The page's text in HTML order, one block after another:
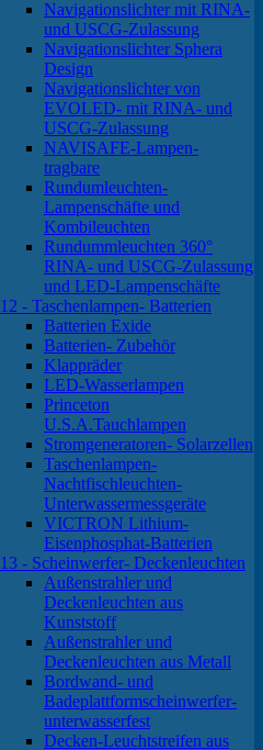
Navigationslichter mit RINA-
und USCG-Zulassung
Navigationslichter Sphera
Design
Navigationslichter von
EVOLED- mit RINA- und
USCG-Zulassung
NAVISAFE-Lampen-
tragbare
Rundumleuchten-
Lampenschäfte und
Kombileuchten
Rundummleuchten 360°
RINA- und USCG-Zulassung
und LED-Lampenschäfte
12 - Taschenlampen- Batterien
Batterien Exide
Batterien- Zubehör
Klappräder
LED-Wasserlampen
Princeton
U.S.A.Tauchlampen
Stromgeneratoren- Solarzellen
Taschenlampen-
Nachtfischleuchten-
Unterwassermessgeräte
VICTRON Lithium-
Eisenphosphat-Batterien
13 - Scheinwerfer- Deckenleuchten
Außenstrahler und
Deckenleuchten aus
Kunststoff
Außenstrahler und
Deckenleuchten aus Metall
Bordwand- und
Badeplattformscheinwerfer-
unterwasserfest
Decken-Leuchtstreifen aus